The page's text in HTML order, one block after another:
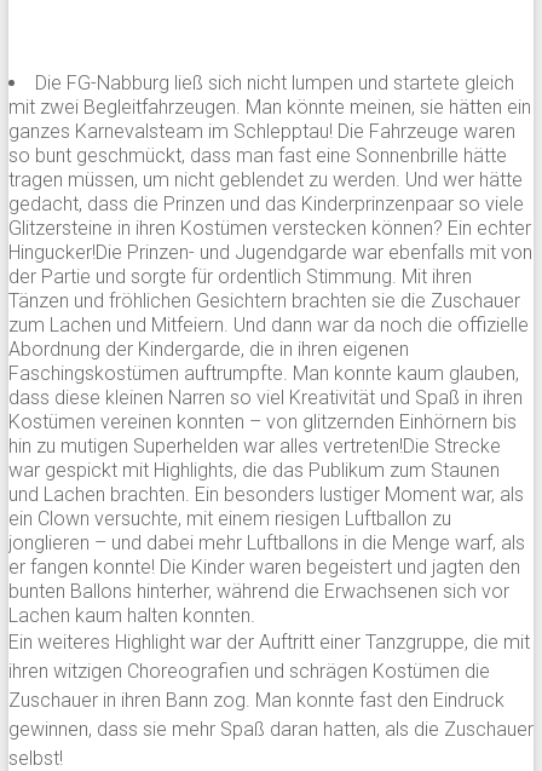
Die FG-Nabburg ließ sich nicht lumpen und startete gleich
mit zwei Begleitfahrzeugen. Man könnte meinen, sie hätten ein
ganzes Karnevalsteam im Schlepptau! Die Fahrzeuge waren
so bunt geschmückt, dass man fast eine Sonnenbrille hätte
tragen müssen, um nicht geblendet zu werden. Und wer hätte
gedacht, dass die Prinzen und das Kinderprinzenpaar so viele
Glitzersteine in ihren Kostümen verstecken können? Ein echter
Hingucker!Die Prinzen- und Jugendgarde war ebenfalls mit von
der Partie und sorgte für ordentlich Stimmung. Mit ihren
Tänzen und fröhlichen Gesichtern brachten sie die Zuschauer
zum Lachen und Mitfeiern. Und dann war da noch die offizielle
Abordnung der Kindergarde, die in ihren eigenen
Faschingskostümen auftrumpfte. Man konnte kaum glauben,
dass diese kleinen Narren so viel Kreativität und Spaß in ihren
Kostümen vereinen konnten – von glitzernden Einhörnern bis
hin zu mutigen Superhelden war alles vertreten!Die Strecke
war gespickt mit Highlights, die das Publikum zum Staunen
und Lachen brachten. Ein besonders lustiger Moment war, als
ein Clown versuchte, mit einem riesigen Luftballon zu
jonglieren – und dabei mehr Luftballons in die Menge warf, als
er fangen konnte! Die Kinder waren begeistert und jagten den
bunten Ballons hinterher, während die Erwachsenen sich vor
Lachen kaum halten konnten.
Ein weiteres Highlight war der Auftritt einer Tanzgruppe, die mit
ihren witzigen Choreografien und schrägen Kostümen die
Zuschauer in ihren Bann zog. Man konnte fast den Eindruck
gewinnen, dass sie mehr Spaß daran hatten, als die Zuschauer
selbst!